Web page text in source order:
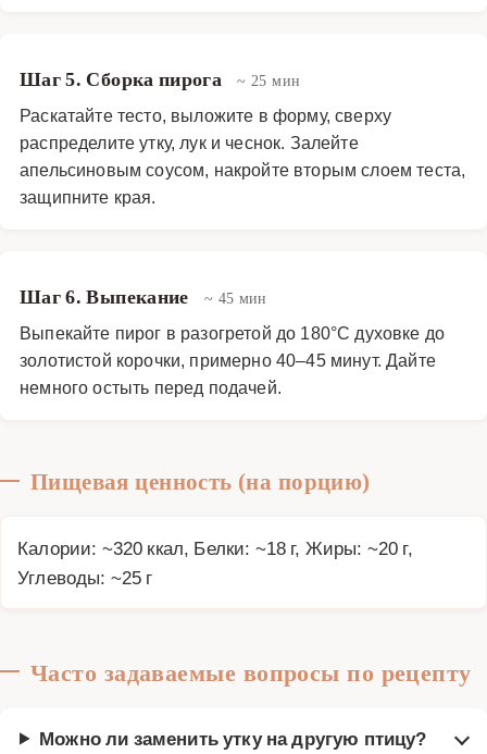
Шаг 5. Сборка пирога ~ 25 мин
Раскатайте тесто, выложите в форму, сверху
распределите утку, лук и чеснок. Залейте
апельсиновым соусом, накройте вторым слоем теста,
защипните края.
Шаг 6. Выпекание ~ 45 мин
Выпекайте пирог в разогретой до 180°C духовке до
золотистой корочки, примерно 40–45 минут. Дайте
немного остыть перед подачей.
Пищевая ценность (на порцию)
Калории: ~320 ккал, Белки: ~18 г, Жиры: ~20 г,
Углеводы: ~25 г
Часто задаваемые вопросы по рецепту
Можно ли заменить утку на другую птицу?